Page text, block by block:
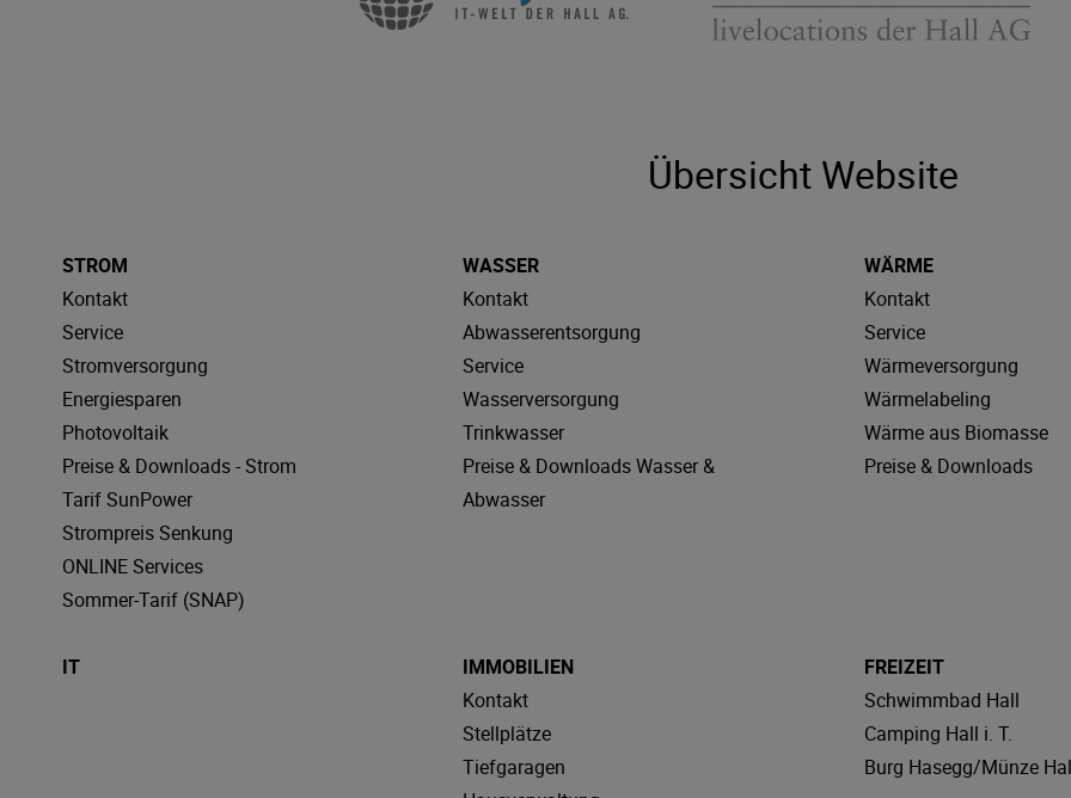
Übersicht Website
STROM
Kontakt
Service
Stromversorgung
Energiesparen
Photovoltaik
Preise & Downloads - Strom
Tarif SunPower
Strompreis Senkung
ONLINE Services
Sommer-Tarif (SNAP)
WASSER
Kontakt
Abwasserentsorgung
Service
Wasserversorgung
Trinkwasser
Preise & Downloads Wasser &
Abwasser
WÄRME
Kontakt
Service
Wärmeversorgung
Wärmelabeling
Wärme aus Biomasse
Preise & Downloads
IT
IMMOBILIEN
Kontakt
Stellplätze
Tiefgaragen
FREIZEIT
Schwimmbad Hall
Camping Hall i. T.
Burg Hasegg/Münze